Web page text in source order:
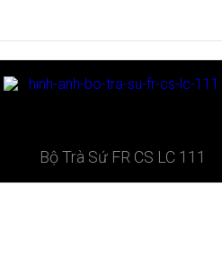
Bộ Trà Sứ ​FR CS LC 111